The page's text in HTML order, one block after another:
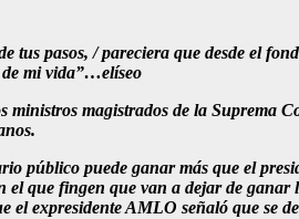
pasos, / pareciera que desde el
de mi vida”…elíseo
magistrados de la Suprema
puede ganar más que el
que fingen que van a dejar de
expresidente AMLO señaló que se